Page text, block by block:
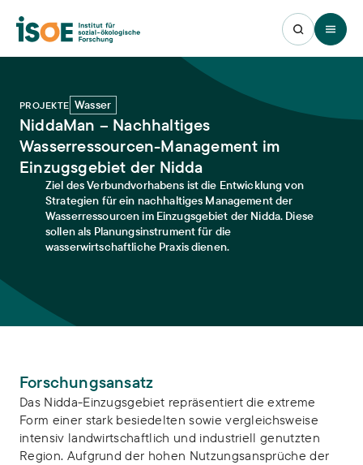
Open
PROJEKTE Wasser
NiddaMan – Nachhaltiges
Wasserressourcen-Management im
Einzugsgebiet der Nidda
Ziel des Verbundvorhabens ist die Entwicklung von
Strategien für ein nachhaltiges Management der
Wasserressourcen im Einzugsgebiet der Nidda. Diese
sollen als Planungsinstrument für die
wasserwirtschaftliche Praxis dienen.
Forschungsansatz
Das Nidda-Einzugsgebiet repräsentiert die extreme
Form einer stark besiedelten sowie vergleichsweise
intensiv landwirtschaftlich und industriell genutzten
Region. Aufgrund der hohen Nutzungsansprüche der